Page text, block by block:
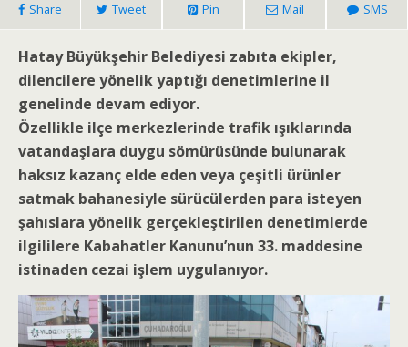
Share Tweet Pin Mail SMS
Hatay Büyükşehir Belediyesi zabıta ekipler,
dilencilere yönelik yaptığı denetimlerine il
genelinde devam ediyor.
Özellikle ilçe merkezlerinde trafik ışıklarında
vatandaşlara duygu sömürüsünde bulunarak
haksız kazanç elde eden veya çeşitli ürünler
satmak bahanesiyle sürücülerden para isteyen
şahıslara yönelik gerçekleştirilen denetimlerde
ilgililere Kabahatler Kanunu’nun 33. maddesine
istinaden cezai işlem uygulanıyor.